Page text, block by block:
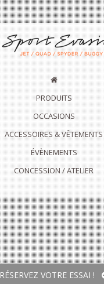
PRODUITS
OCCASIONS
ACCESSOIRES & VÊTEMENTS
ÉVÈNEMENTS
CONCESSION / ATELIER
RÉSERVEZ VOTRE ESSAI !